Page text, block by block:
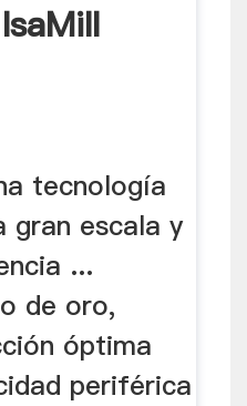
tecnología
gran escala y
...
de oro,
óptima
periférica